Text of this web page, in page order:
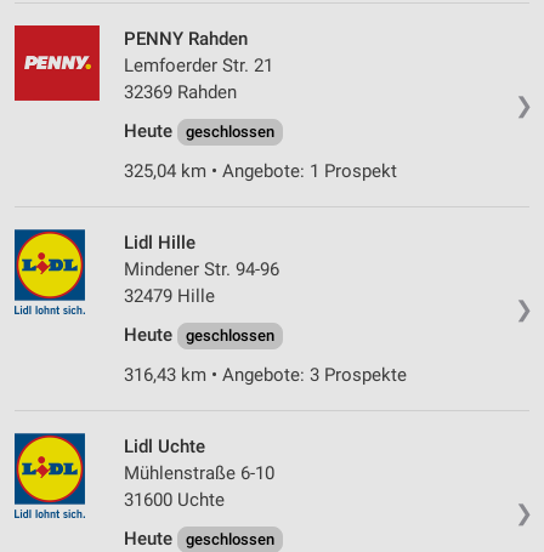
❯
PENNY Rahden
Lemfoerder Str. 21
32369 Rahden
Heute
geschlossen
325,04 km • Angebote: 1 Prospekt
❯
Lidl Hille
Mindener Str. 94-96
32479 Hille
Heute
geschlossen
316,43 km • Angebote: 3 Prospekte
❯
Lidl Uchte
Mühlenstraße 6-10
31600 Uchte
Heute
geschlossen